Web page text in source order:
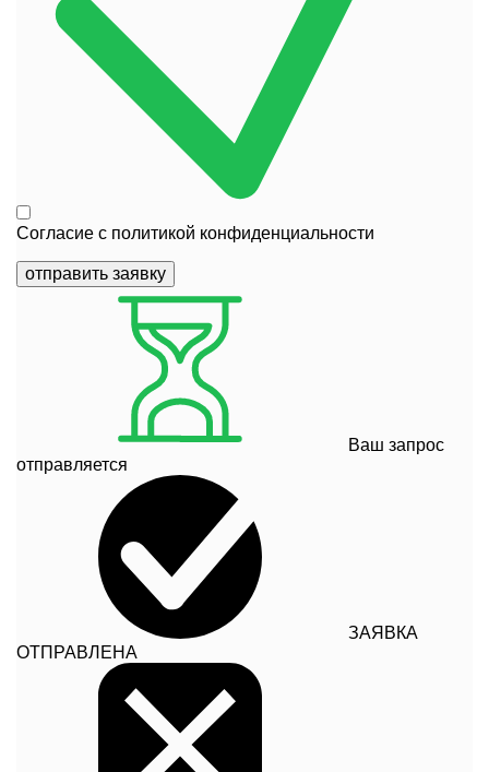
Согласие с политикой конфиденциальности
отправить заявку
Ваш запрос
отправляется
ЗАЯВКА
ОТПРАВЛЕНА